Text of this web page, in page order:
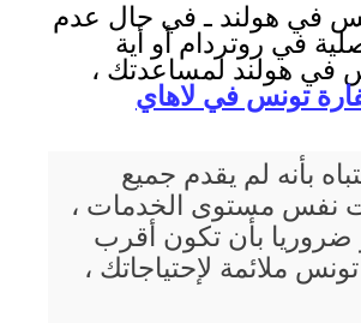
في هولند ـ في حال عدم
في روتردام أو أية
في هولند لمساعدتك ،
تونس في لاهاي
بأنه لم يقدم جميع
نفس مستوى الخدمات ،
بأن تكون أقرب
ملائمة لإحتياجاتك ،